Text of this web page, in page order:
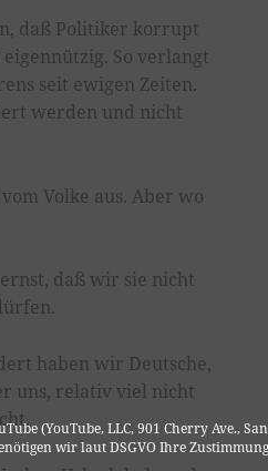
(YouTube, LLC, 901 Cherry Ave., San
wir laut DSGVO Ihre
daß Politiker korrupt
So verlangt
seit ewigen Zeiten.
werden und nicht
Volke aus. Aber wo
daß wir sie nicht
haben wir Deutsche,
uns, relativ viel nicht